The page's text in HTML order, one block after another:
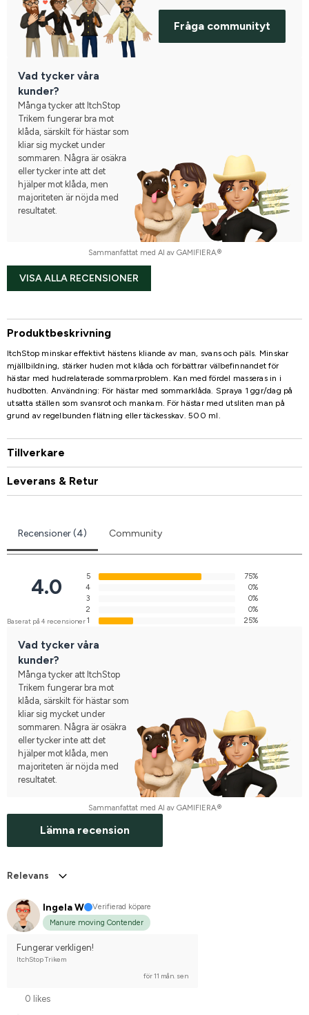
Fråga communityt
Vad tycker våra
kunder?
Många tycker att ItchStop
Trikem fungerar bra mot
klåda, särskilt för hästar som
kliar sig mycket under
sommaren. Några är osäkra
eller tycker inte att det
hjälper mot klåda, men
majoriteten är nöjda med
resultatet.
Sammanfattat med AI av GAMIFIERA.®
VISA ALLA RECENSIONER
Produktbeskrivning
ItchStop minskar effektivt hästens kliande av man, svans och päls. Minskar
mjällbildning, stärker huden mot klåda och förbättrar välbefinnandet för
hästar med hudrelaterade sommarproblem. Kan med fördel masseras in i
hudbotten. Användning: För hästar med sommarklåda. Spraya 1 ggr/dag på
utsatta ställen som svansrot och mankam. För hästar med utsliten man på
grund av regelbunden flätning eller täckesskav. 500 ml.
Tillverkare
Leverans & Retur
Recensioner (4) Community
4.0
Baserat på 4 recensioner
5
75%
4
0%
3
0%
2
0%
1
25%
Vad tycker våra
kunder?
Många tycker att ItchStop
Trikem fungerar bra mot
klåda, särskilt för hästar som
kliar sig mycket under
sommaren. Några är osäkra
eller tycker inte att det
hjälper mot klåda, men
majoriteten är nöjda med
resultatet.
Sammanfattat med AI av GAMIFIERA.®
Lämna recension
Relevans
Ingela W
Verifierad köpare
Manure moving Contender
Fungerar verkligen!
ItchStop Trikem
för 11 mån. sen
0 likes